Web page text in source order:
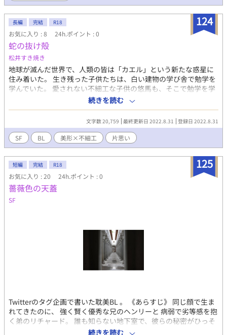
124
長編 完結 R18
お気に入り : 8 24h.ポイント : 0
蛇の抜け殻
松井すき焼き
地球が滅んだ世界で、人類の皆は「カエル」という新たな惑星に
住み着いた。 生き残った子供たちは、白い建物の学び舎で勉学を
学んでいた。 愛されない不細工な子供の悠馬も、そこで勉学を学
んでいる。 その中で、一等一人の目立つ少年がいた。 彼の名前
は、エレノ.蓮。 彼の髪は銀色で、目は黒色だった。 蓮は知能も
容姿も優秀で、新たな人類の種だとされていた。 不細工な悠馬と
は違う。 けれども蓮も幸福ではなかった。 フィクションSFです。
完結までもう書き終えていますので、書き直しながら投稿しま
す。
続きを読む
文字数 20,759 最終更新日 2022.8.31 登録日 2022.8.31
SF BL 美形×不細工 片思い
125
短編 完結 R18
お気に入り : 20 24h.ポイント : 0
薔薇色の天蓋
SF
Twitterのタグ企画で書いた耽美BL 。 《あらすじ》 同じ顔で生ま
れてきたのに、 強く賢く優秀な兄のヘンリーと 病弱で劣等感を抱
く弟のリチャード。 誰も知らない地下室で、彼らの秘密がひっそ
りと育まれるーーーーー ※無理矢理、近親相姦、リバ、死別の表
続きを読む